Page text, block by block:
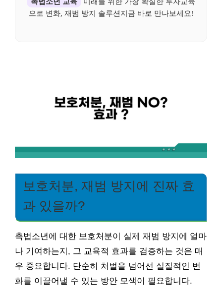
으로 변화, 재범 방지 솔루션지금 바로 만나보세요!
보호처분, 재범 방지에 진짜 효
과 있을까?
촉법소년에 대한 보호처분이 실제 재범 방지에 얼마
나 기여하는지, 그 교육적 효과를 검증하는 것은 매
우 중요합니다. 단순히 처벌을 넘어선 실질적인 변
화를 이끌어낼 수 있는 방안 모색이 필요합니다.